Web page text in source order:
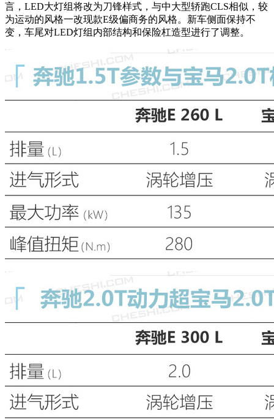
言，LED大灯组将改为刀锋样式，与中大型轿跑CLS相似，较
为运动的风格一改现款E级偏商务的风格。新车侧面保持不
变，车尾对LED灯组内部结构和保险杠造型进行了调整。